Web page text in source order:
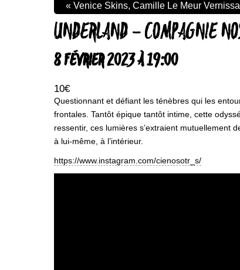
UNDERLAND – COMPAGNIE
8 FÉVRIER 2023 À 19:00
10€
« Venice Skins, Camille Le Meur
Questionnant et défiant les ténèbres qui les
frontales. Tantôt épique tantôt intime, cette
ressentir, ces lumières s’extraient mutuellement
à lui-même, à l’intérieur.
https://www.instagram.com/cienosotr_s/